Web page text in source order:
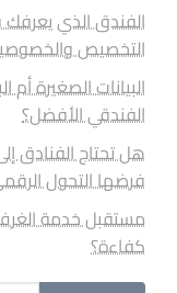
الفندق الذي
التخصيص
البيانات الصغيرة أم
الفندقي الأفضل؟
هل تحتاج الفنادق
فرضها التحول
مستقبل خدمة
كفاءة؟